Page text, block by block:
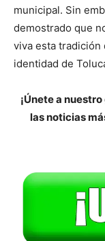
municipal. Sin
demostrado que
viva esta tradición
identidad de
¡Únete a
las noticias